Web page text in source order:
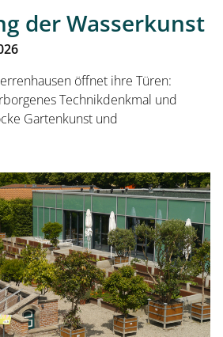
der Wasserkunst
öffnet ihre Türen:
Technikdenkmal und
Gartenkunst und